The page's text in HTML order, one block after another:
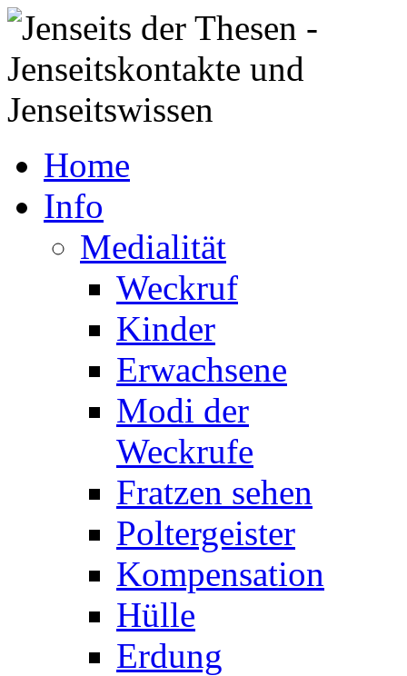
Home
Info
Medialität
Weckruf
Kinder
Erwachsene
Modi der
Weckrufe
Fratzen sehen
Poltergeister
Kompensation
Hülle
Erdung